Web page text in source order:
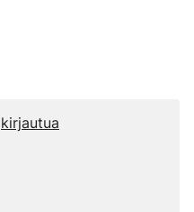
kirjautua